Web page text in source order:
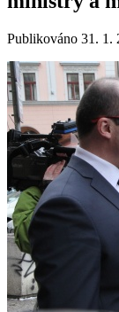
Publikováno 31. 1.